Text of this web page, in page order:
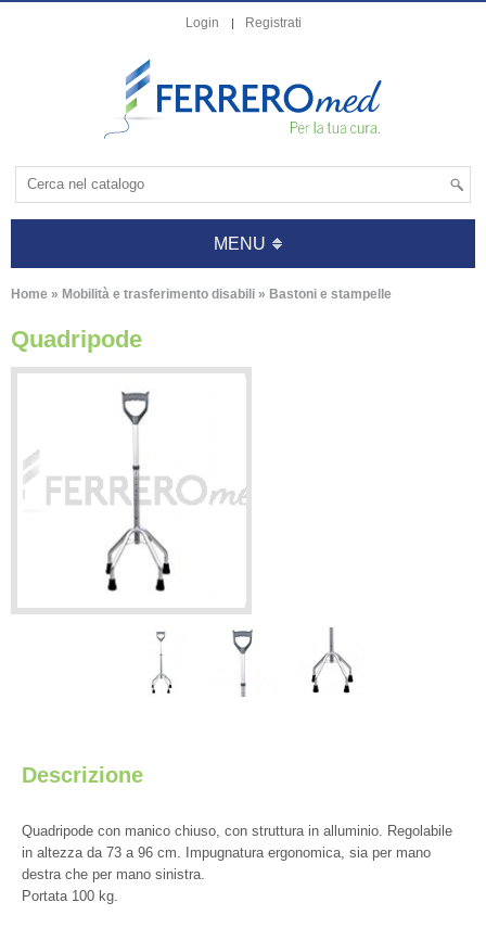
Login Registrati
MENU
Home » Mobilità e trasferimento disabili » Bastoni e stampelle
Quadripode
Descrizione
Quadripode con manico chiuso, con struttura in alluminio. Regolabile
in altezza da 73 a 96 cm. Impugnatura ergonomica, sia per mano
destra che per mano sinistra.
Portata 100 kg.